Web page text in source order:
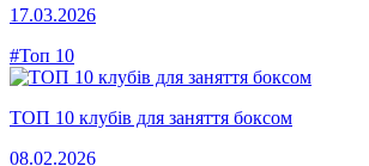
17.03.2026
#Топ 10
ТОП 10 клубів для заняття боксом
08.02.2026